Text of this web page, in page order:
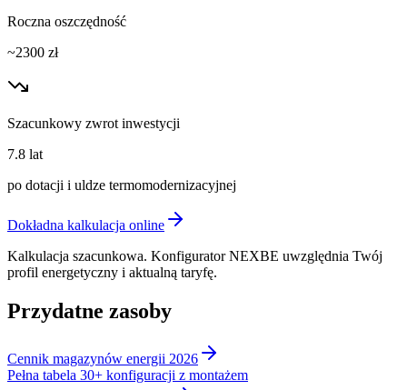
Roczna oszczędność
~2300 zł
Szacunkowy zwrot inwestycji
7.8 lat
po dotacji i uldze termomodernizacyjnej
Dokładna kalkulacja online
Kalkulacja szacunkowa. Konfigurator NEXBE uwzględnia Twój
profil energetyczny i aktualną taryfę.
Przydatne zasoby
Cennik magazynów energii 2026
Pełna tabela 30+ konfiguracji z montażem